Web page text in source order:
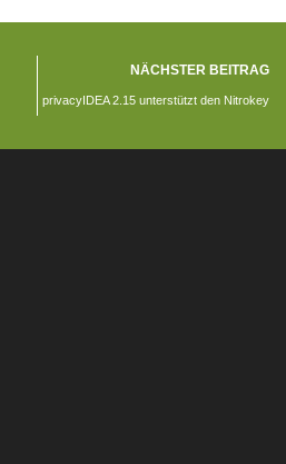
NÄCHSTER BEITRAG
privacyIDEA 2.15 unterstützt den Nitrokey